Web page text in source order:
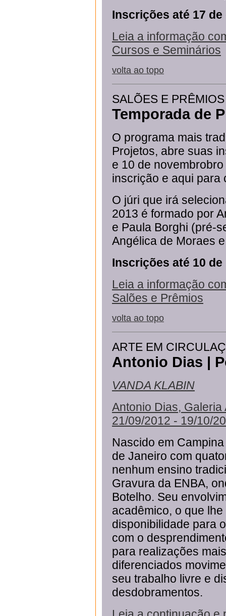
Inscrições até 17
Leia a informação
Cursos e Seminários
volta ao topo
SALÕES E PRÊMIOS
Temporada de
O programa mais
Projetos, abre suas
e 10 de
inscrição e aqui para
O júri que irá
2013 é formado por
e Paula Borghi (pré-
Angélica de Moraes
Inscrições até 10
Leia a informação
Salões e Prêmios
volta ao topo
ARTE EM
Antonio Dias |
VANDA KLABIN
Antonio Dias,
21/09/2012 - 19/10/
Nascido em
de Janeiro com
nenhum ensino
Gravura da ENBA,
Botelho. Seu
acadêmico, o que
disponibilidade para
com o
para realizações
diferenciados
seu trabalho livre e
desdobramentos.